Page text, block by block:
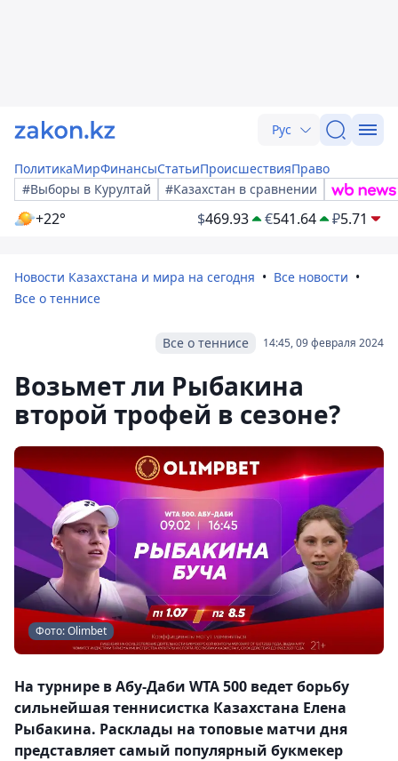
Рус
ПолитикаМирФинансыСтатьиПроисшествияПраво
#Выборы в Курултай
#Казахстан в сравнении
+22° $469.93 €541.64 ₽5.71
Новости Казахстана и мира на сегодня
Все новости
Все о теннисе
14:45, 09 февраля 2024
Все о теннисе
Возьмет ли Рыбакина
второй трофей в сезоне?
Фото: Olimbet
На турнире в Абу-Даби WTA 500 ведет борьбу
сильнейшая теннисистка Казахстана Елена
Рыбакина. Расклады на топовые матчи дня
представляет самый популярный букмекер